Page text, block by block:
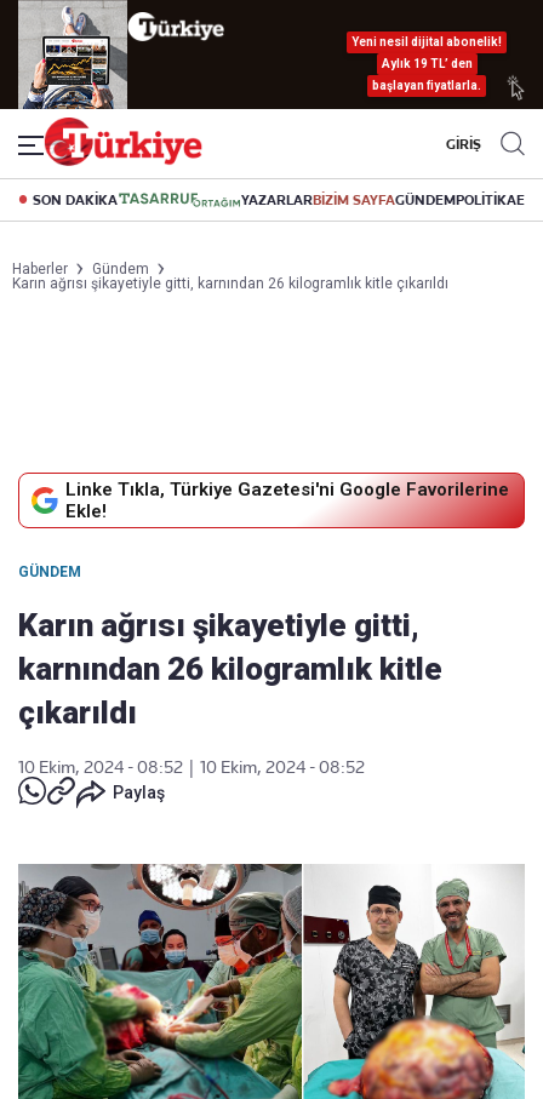
Yeni nesil dijital abonelik!
Aylık 19 TL’ den
başlayan fiyatlarla.
GİRİŞ
SON DAKİKA YAZARLARBİZİM SAYFAGÜNDEMPOLİTİKA
Haberler
Gündem
Karın ağrısı şikayetiyle gitti, karnından 26 kilogramlık kitle çıkarıldı
Linke Tıkla, Türkiye Gazetesi'ni Google Favorilerine
Ekle!
GÜNDEM
Karın ağrısı şikayetiyle gitti,
karnından 26 kilogramlık kitle
çıkarıldı
10 Ekim, 2024 - 08:52
10 Ekim, 2024 - 08:52
Paylaş